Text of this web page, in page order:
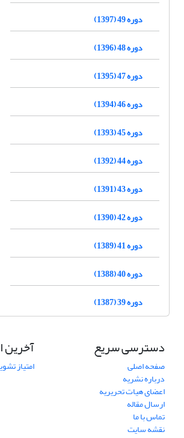
دوره 49 (1397)
دوره 48 (1396)
دوره 47 (1395)
دوره 46 (1394)
دوره 45 (1393)
دوره 44 (1392)
دوره 43 (1391)
دوره 42 (1390)
دوره 41 (1389)
دوره 40 (1388)
دوره 39 (1387)
دسترسی سریع
صفحه اصلی
درباره نشریه
اعضای هیات تحریریه
ارسال مقاله
تماس با ما
نقشه سایت
آخرین
امتیاز